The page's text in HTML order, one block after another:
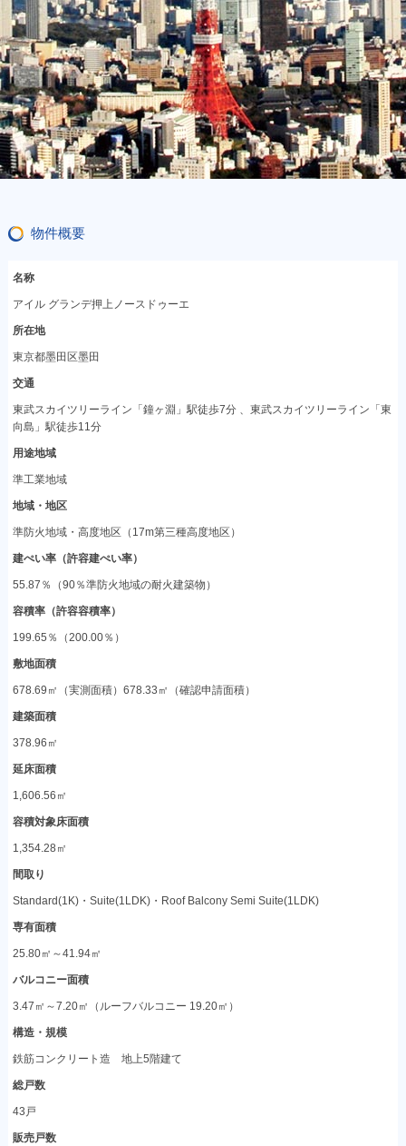
物件概要
名称
アイル グランデ押上ノースドゥーエ
所在地
東京都墨田区墨田
交通
東武スカイツリーライン「鐘ヶ淵」駅徒歩7分 、東武スカイツリーライン「東
向島」駅徒歩11分
用途地域
準工業地域
地域・地区
準防火地域・高度地区（17m第三種高度地区）
建ぺい率（許容建ぺい率）
55.87％（90％準防火地域の耐火建築物）
容積率（許容容積率）
199.65％（200.00％）
敷地面積
678.69㎡（実測面積）678.33㎡（確認申請面積）
建築面積
378.96㎡
延床面積
1,606.56㎡
容積対象床面積
1,354.28㎡
間取り
Standard(1K)・Suite(1LDK)・Roof Balcony Semi Suite(1LDK)
専有面積
25.80㎡～41.94㎡
バルコニー面積
3.47㎡～7.20㎡（ルーフバルコニー 19.20㎡）
構造・規模
鉄筋コンクリート造 地上5階建て
総戸数
43戸
販売戸数